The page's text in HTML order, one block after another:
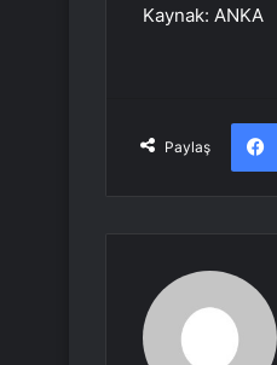
Kaynak: ANKA
Paylaş